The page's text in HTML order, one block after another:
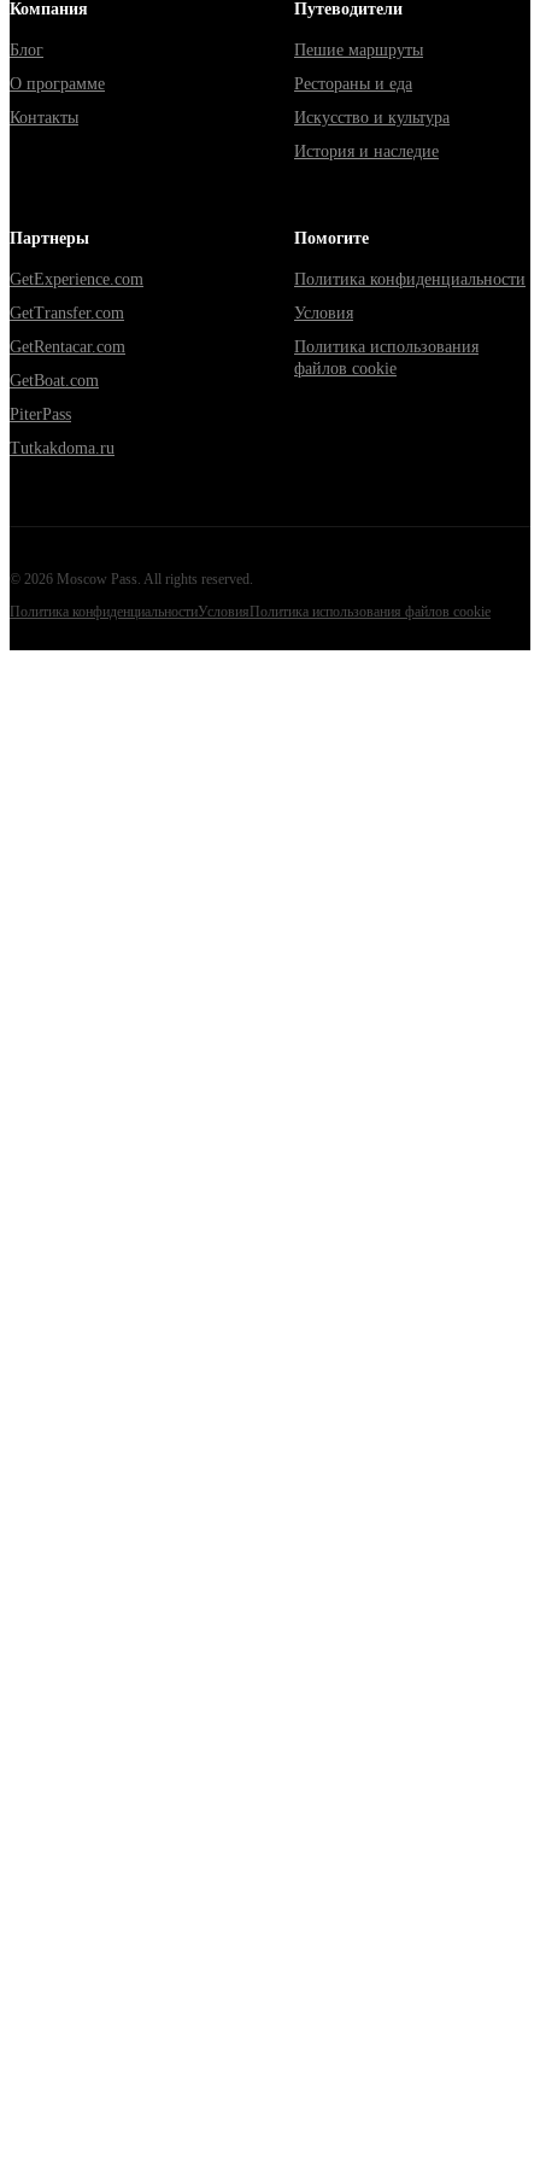
Компания
Блог
О программе
Контакты
Путеводители
Пешие маршруты
Рестораны и еда
Искусство и культура
История и наследие
Партнеры
GetExperience.com
GetTransfer.com
GetRentacar.com
GetBoat.com
PiterPass
Tutkakdoma.ru
Помогите
Политика конфиденциальности
Условия
Политика использования
файлов cookie
© 2026 Moscow Pass. All rights reserved.
Политика конфиденциальностиУсловия Политика использования файлов cookie